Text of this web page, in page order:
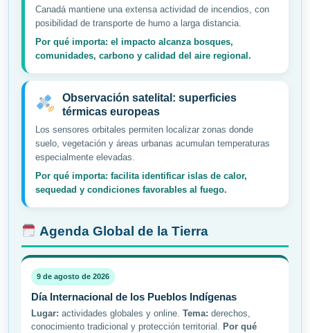
Canadá mantiene una extensa actividad de incendios, con
posibilidad de transporte de humo a larga distancia.
Por qué importa: el impacto alcanza bosques,
comunidades, carbono y calidad del aire regional.
Observación satelital: superficies
térmicas europeas
Los sensores orbitales permiten localizar zonas donde
suelo, vegetación y áreas urbanas acumulan temperaturas
especialmente elevadas.
Por qué importa: facilita identificar islas de calor,
sequedad y condiciones favorables al fuego.
Agenda Global de la Tierra
9 de agosto de 2026
Día Internacional de los Pueblos Indígenas
Lugar: actividades globales y online. Tema: derechos,
conocimiento tradicional y protección territorial. Por qué